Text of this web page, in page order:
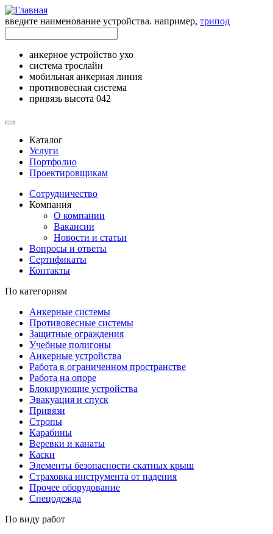
введите наименование устройства. например, трипод
анкерное устройство ухо
система трослайн
мобильная анкерная линия
противовесная система
привязь высота 042
Каталог
Услуги
Портфолио
Проектировщикам
Сотрудничество
Компания
О компании
Вакансии
Новости и статьи
Вопросы и ответы
Сертификаты
Контакты
По категориям
Анкерные системы
Противовесные системы
Защитные ограждения
Учебные полигоны
Анкерные устройства
Работа в ограниченном пространстве
Работа на опоре
Блокирующие устройства
Эвакуация и спуск
Привязи
Стропы
Карабины
Веревки и канаты
Каски
Элементы безопасности скатных крыш
Страховка инструмента от падения
Прочее оборудование
Спецодежда
По виду работ